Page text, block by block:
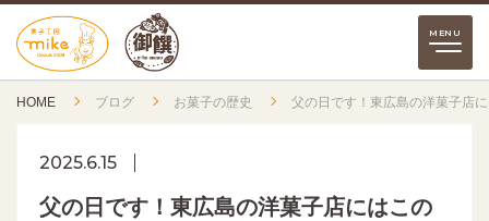
HOME ブログ お菓子の歴史 父の日です！東広島の洋菓子店
2025.6.15
父の日です！東広島の洋菓子店にはこの